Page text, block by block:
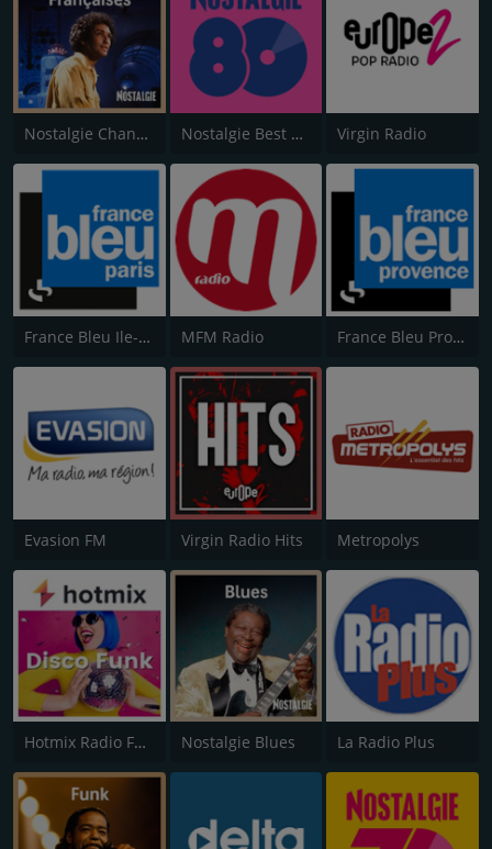
Nostalgie Chansons Françaises Nostalgie Best of 80s Virgin Radio
France Bleu Ile-de-France MFM Radio France Bleu Provence
Evasion FM Virgin Radio Hits Metropolys
Hotmix Radio Funky Nostalgie Blues La Radio Plus